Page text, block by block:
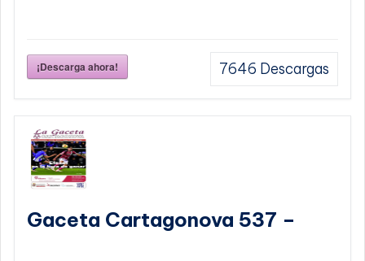
¡Descarga ahora! 7646 Descargas
Gaceta Cartagonova 537 –